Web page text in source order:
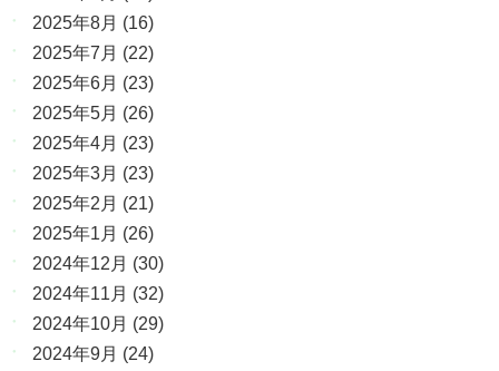
2025年8月 (16)
2025年7月 (22)
2025年6月 (23)
2025年5月 (26)
2025年4月 (23)
2025年3月 (23)
2025年2月 (21)
2025年1月 (26)
2024年12月 (30)
2024年11月 (32)
2024年10月 (29)
2024年9月 (24)